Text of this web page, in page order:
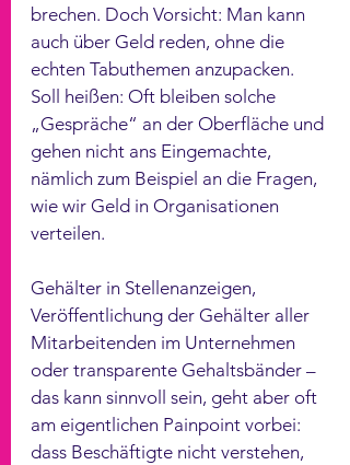
brechen. Doch Vorsicht: Man kann
auch über Geld reden, ohne die
echten Tabuthemen anzupacken.
Soll heißen: Oft bleiben solche
„Gespräche“ an der Oberfläche und
gehen nicht ans Eingemachte,
nämlich zum Beispiel an die Fragen,
wie wir Geld in Organisationen
verteilen.
Gehälter in Stellenanzeigen,
Veröffentlichung der Gehälter aller
Mitarbeitenden im Unternehmen
oder transparente Gehaltsbänder –
das kann sinnvoll sein, geht aber oft
am eigentlichen Painpoint vorbei:
dass Beschäftigte nicht verstehen,